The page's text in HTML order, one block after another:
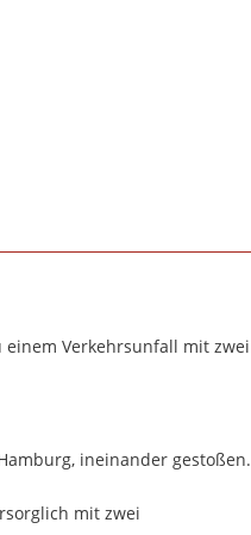
Verkehrsunfall mit zwei
ineinander gestoßen.
mit zwei